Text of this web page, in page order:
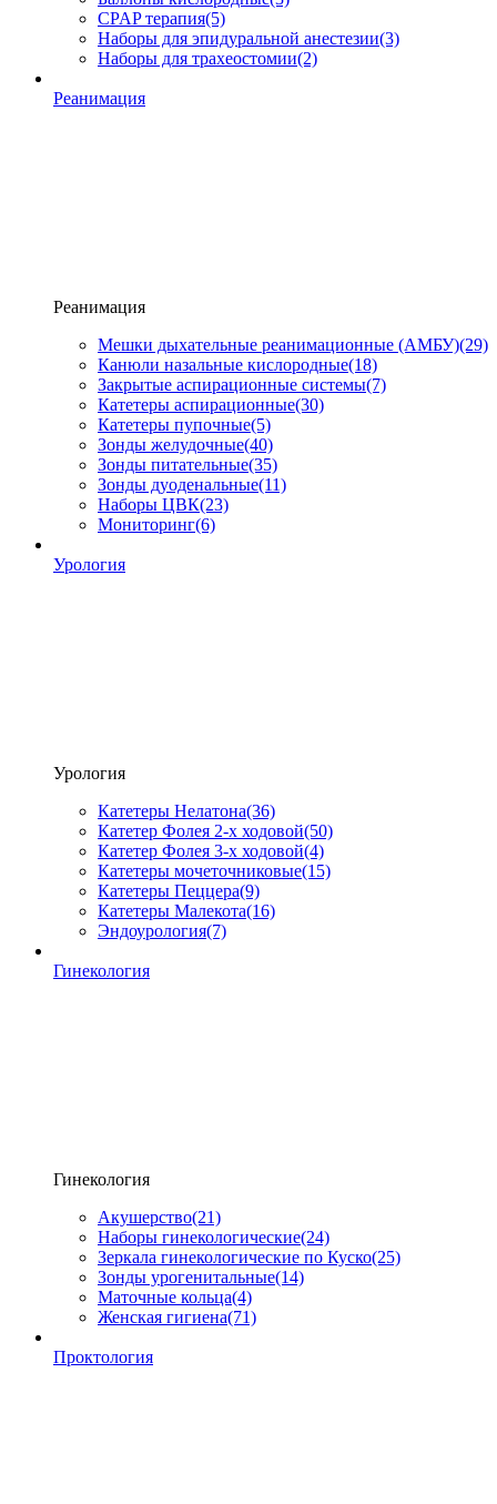
CPAP терапия(5)
Наборы для эпидуральной анестезии(3)
Наборы для трахеостомии(2)
Реанимация
Реанимация
Мешки дыхательные реанимационные (АМБУ)(29)
Канюли назальные кислородные(18)
Закрытые аспирационные системы(7)
Катетеры аспирационные(30)
Катетеры пупочные(5)
Зонды желудочные(40)
Зонды питательные(35)
Зонды дуоденальные(11)
Наборы ЦВК(23)
Мониторинг(6)
Урология
Урология
Катетеры Нелатона(36)
Катетер Фолея 2-х ходовой(50)
Катетер Фолея 3-х ходовой(4)
Катетеры мочеточниковые(15)
Катетеры Пеццера(9)
Катетеры Малекота(16)
Эндоурология(7)
Гинекология
Гинекология
Акушерство(21)
Наборы гинекологические(24)
Зеркала гинекологические по Куско(25)
Зонды урогенитальные(14)
Маточные кольца(4)
Женская гигиена(71)
Проктология